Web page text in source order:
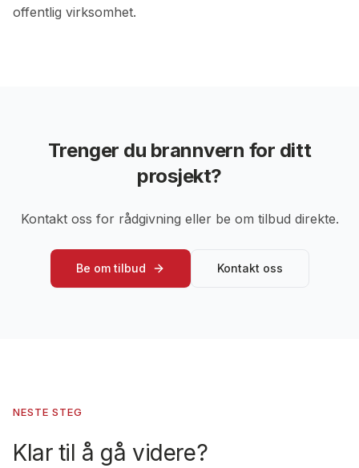
offentlig virksomhet.
Trenger du brannvern for ditt
prosjekt?
Kontakt oss for rådgivning eller be om tilbud direkte.
Be om tilbud Kontakt oss
NESTE STEG
Klar til å gå videre?